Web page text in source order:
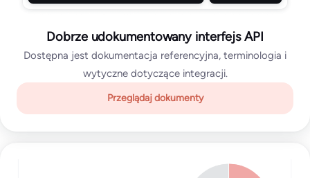
Dobrze udokumentowany interfejs API
Dostępna jest dokumentacja referencyjna, terminologia i
wytyczne dotyczące integracji.
Przeglądaj dokumenty